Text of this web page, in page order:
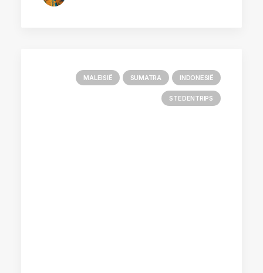
MALEISIË SUMATRA INDONESIË
STEDENTRIPS